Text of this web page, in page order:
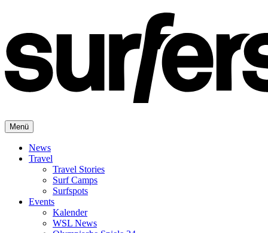
Menü
News
Travel
Travel Stories
Surf Camps
Surfspots
Events
Kalender
WSL News